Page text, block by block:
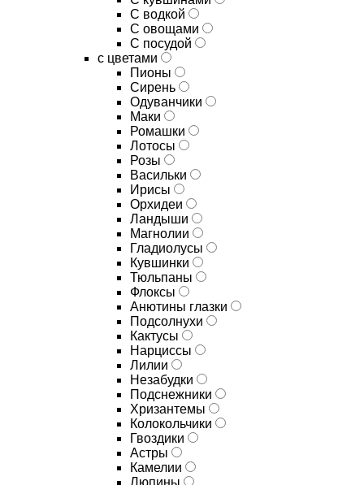
C водкой
C овощами
C посудой
с цветами
Пионы
Сирень
Одуванчики
Маки
Ромашки
Лотосы
Розы
Васильки
Ирисы
Орхидеи
Ландыши
Магнолии
Гладиолусы
Кувшинки
Тюльпаны
Флоксы
Анютины глазки
Подсолнухи
Кактусы
Нарциссы
Лилии
Незабудки
Подснежники
Хризантемы
Колокольчики
Гвоздики
Астры
Камелии
Люпины